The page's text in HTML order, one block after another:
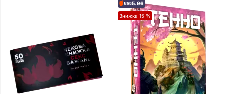
5.96
Знижка 15 %